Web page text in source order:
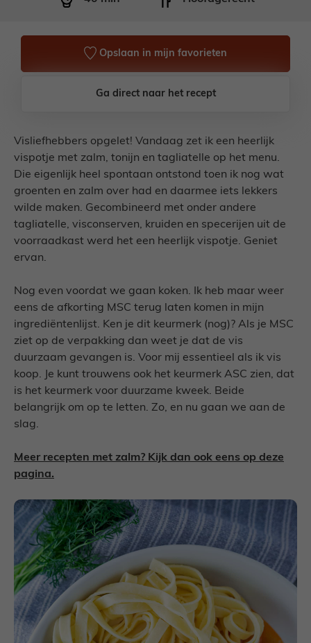
Opslaan in mijn favorieten
Ga direct naar het recept
Visliefhebbers opgelet! Vandaag zet ik een heerlijk
vispotje met zalm, tonijn en tagliatelle op het menu.
Die eigenlijk heel spontaan ontstond toen ik nog wat
groenten en zalm over had en daarmee iets lekkers
wilde maken. Gecombineerd met onder andere
tagliatelle, visconserven, kruiden en specerijen uit de
voorraadkast werd het een heerlijk vispotje. Geniet
ervan.
Nog even voordat we gaan koken. Ik heb maar weer
eens de afkorting MSC terug laten komen in mijn
ingrediëntenlijst. Ken je dit keurmerk (nog)? Als je MSC
ziet op de verpakking dan weet je dat de vis
duurzaam gevangen is. Voor mij essentieel als ik vis
koop. Je kunt trouwens ook het keurmerk ASC zien, dat
is het keurmerk voor duurzame kweek. Beide
belangrijk om op te letten. Zo, en nu gaan we aan de
slag.
Meer recepten met zalm? Kijk dan ook eens op deze
pagina.